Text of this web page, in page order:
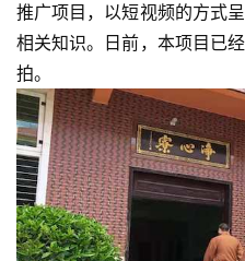
推广项目，以短视频的方式
相关知识。日前，本项目已
拍。